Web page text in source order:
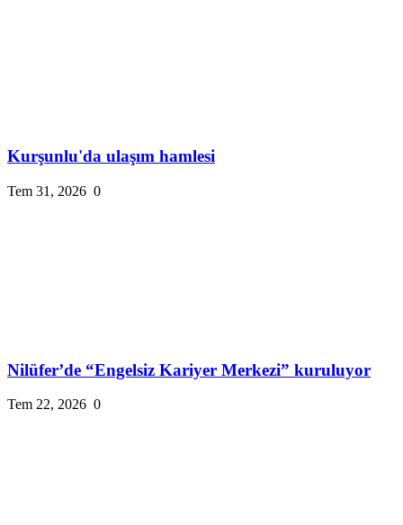
Kurşunlu'da ulaşım hamlesi
Tem 31, 2026 0
Nilüfer’de “Engelsiz Kariyer Merkezi” kuruluyor
Tem 22, 2026 0